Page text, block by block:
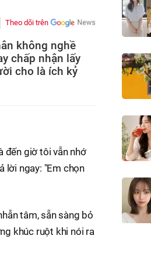
Theo dõi trên
không nghề
chấp nhận lấy
cho là ích kỷ
đến giờ tôi vẫn nhớ
lời ngay: "Em chọn
tâm, sẵn sàng bỏ
khúc ruột khi nói ra